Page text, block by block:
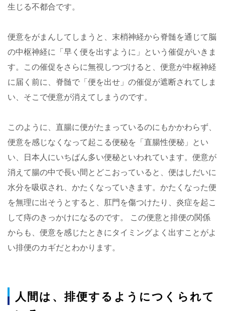
生じる不都合です。
便意をがまんしてしまうと、末梢神経から脊髄を通じて脳
の中枢神経に「早く便を出すように」という催促がいきま
す。この催促をさらに無視しつづけると、便意が中枢神経
に届く前に、脊髄で「便を出せ」の催促が遮断されてしま
い、そこで便意が消えてしまうのです。
このように、直腸に便がたまっているのにもかかわらず、
便意を感じなくなって起こる便秘を「直腸性便秘」とい
い、日本人にいちばん多い便秘といわれています。便意が
消えて腸の中で長い間とどこおっていると、便はしだいに
水分を吸収され、かたくなっていきます。かたくなった便
を無理に出そうとすると、肛門を傷つけたり、炎症を起こ
して痔のきっかけになるのです。 この便意と排便の関係
からも、便意を感じたときにタイミングよく出すことがよ
い排便のカギだとわかります。
人間は、排便するようにつくられて